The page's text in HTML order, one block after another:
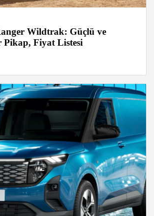
Wildtrak: Güçlü ve
Pikap, Fiyat Listesi